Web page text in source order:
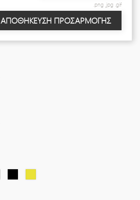
.png .jpg .gif
ΑΠΟΘΉΚΕΥΣΗ ΠΡΟΣΑΡΜΟΓΉΣ